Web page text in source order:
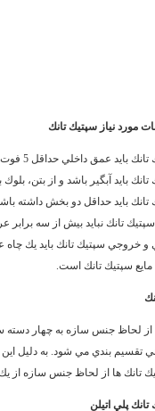
مورد نياز سپتيك تانك
عمق داخلي حداقل 5 فوت، با عمق مايع حداقل 4 فوت داشته باشد.
تانك بايد آبگير باشد و از بتن،
تانك بايد حداقل دو بخش داشته
تانك نبايد بيش از سه
و خروجي سپتيك تانك بايد يك چاه
سپتيك تانك است.
از لحاظ جنس سازه به چهار دسته
تقسيم بندي مي شود. به دليل
تانك ها از لحاظ جنس سازه از
پلي اتيلن